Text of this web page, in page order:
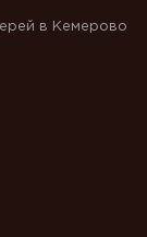
в Кемерово